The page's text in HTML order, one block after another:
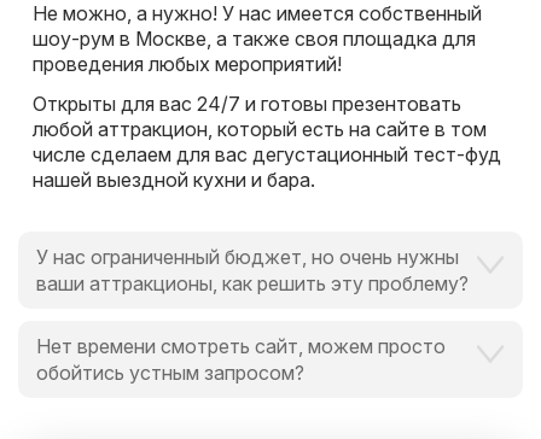
Не можно, а нужно! У нас имеется собственный
шоу-рум в Москве, а также своя площадка для
проведения любых мероприятий!
Открыты для вас 24/7 и готовы презентовать
любой аттракцион, который есть на сайте в том
числе сделаем для вас дегустационный тест-фуд
нашей выездной кухни и бара.
У нас ограниченный бюджет, но очень нужны
ваши аттракционы, как решить эту проблему?
поскольку мы всегда идем навстречу и готовы
выручить в любой ситуации, поскольку
Нет времени смотреть сайт, можем просто
обойтись устным запросом?